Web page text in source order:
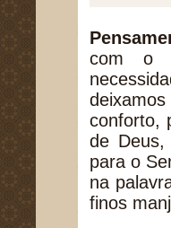
com o
conforto,
de Deus,
para o
na
finos